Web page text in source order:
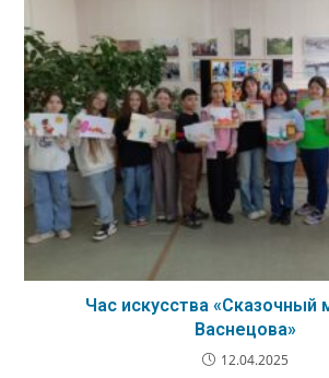
Час искусства «Сказочный
Васнецова»
12.04.2025